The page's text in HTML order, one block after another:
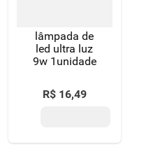
lâmpada de
led ultra luz
9w 1unidade
R$ 16,49